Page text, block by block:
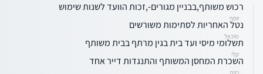
רכוש משותף,בבניין מגורים-,זכות הוועד לשנות שימוש
יוסף
נטל האחריות לסתימות משורשים
מיכאל
תשלומי מיסי ועד בית בגין מרתף בבית משותף
קלי
השכרת המחסן המשותף והתנגדות דייר אחד
רוית